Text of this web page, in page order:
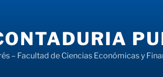
– Facultad de Ciencias Económicas y